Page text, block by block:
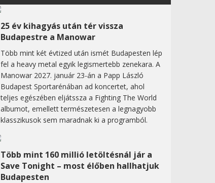
25 év kihagyás után tér vissza
Budapestre a Manowar
Több mint két évtized után ismét Budapesten lép
fel a heavy metal egyik legismertebb zenekara. A
Manowar 2027. január 23-án a Papp László
Budapest Sportarénában ad koncertet, ahol
teljes egészében eljátssza a Fighting The World
albumot, emellett természetesen a legnagyobb
klasszikusok sem maradnak ki a programból.
Több mint 160 millió letöltésnál jár a
Save Tonight – most élőben hallhatjuk
Budapesten